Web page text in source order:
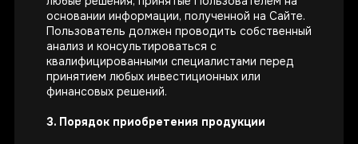
основании информации, полученной на Сайте.
Пользователь должен проводить собственный
анализ и консультироваться с
квалифицированными специалистами перед
принятием любых инвестиционных или
финансовых решений.
3. Порядок приобретения продукции